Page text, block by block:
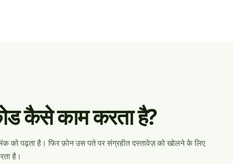
कैसे काम करता है?
पढ़ता है। फिर फ़ोन उस पते पर संग्रहीत दस्तावेज़ को खोलने के लिए
है।